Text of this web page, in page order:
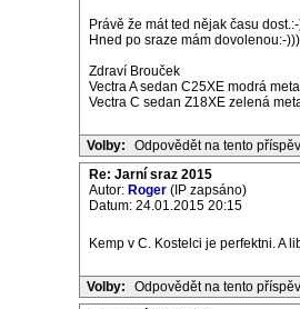
Právě že mát ted nějak času
Hned po sraze mám dovolenou:-)))
Zdraví Brouček
Vectra A sedan C25XE modrá
Vectra C sedan Z18XE zelená
Volby: Odpovědět na tento
Re: Jarní sraz 2015
Autor: Roger (IP zapsáno)
Datum: 24.01.2015 20:15
Kemp v C. Kostelci je perfektni. A
Volby: Odpovědět na tento